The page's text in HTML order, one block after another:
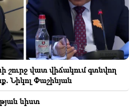
հիմնական փուլում».
Իսրայելի և Լիբանանի միջև
առաջին փուլը
հորոսկոպը՝ բոլոր
համար
շուրջ վատ վիճակում գտնվող
Նիկոլ Փաշինյան
նիստ